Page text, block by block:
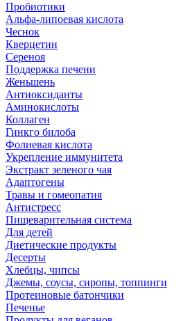
Пробиотики
Альфа-липоевая кислота
Чеснок
Кверцетин
Сереноя
Поддержка печени
Женьшень
Антиоксиданты
Аминокислоты
Коллаген
Гинкго билоба
Фолиевая кислота
Укрепление иммунитета
Экстракт зеленого чая
Адаптогены
Травы и гомеопатия
Антистресс
Пищеварительная система
Для детей
Диетические продукты
Десерты
Хлебцы, чипсы
Джемы, соусы, сиропы, топпинги
Протеиновые батончики
Печенье